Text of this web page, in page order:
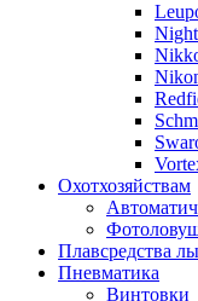
Охотхозяйствам
Плавсредства
Пневматика
Винтовки